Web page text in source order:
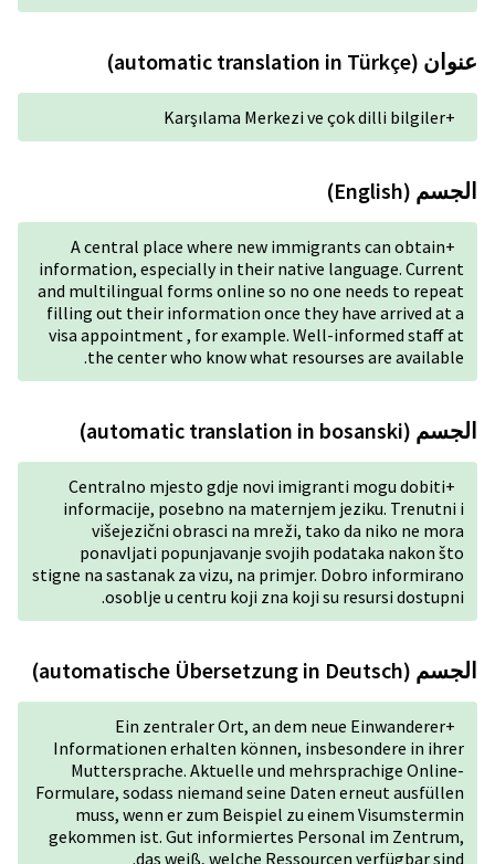
Karşılama
A central place where
information, especially in
and multilingual forms
filling out their information
visa appointment , for
the center who know
Centralno mjesto gdje
informacije, posebno na
višejezični obrasci na
ponavljati
stigne na sastanak za vizu,
osoblje u centru
Ein zentraler Ort,
Informationen erhalten
Muttersprache. Aktuelle
Formulare, sodass niemand
muss, wenn er zum
gekommen ist. Gut
das weiß,